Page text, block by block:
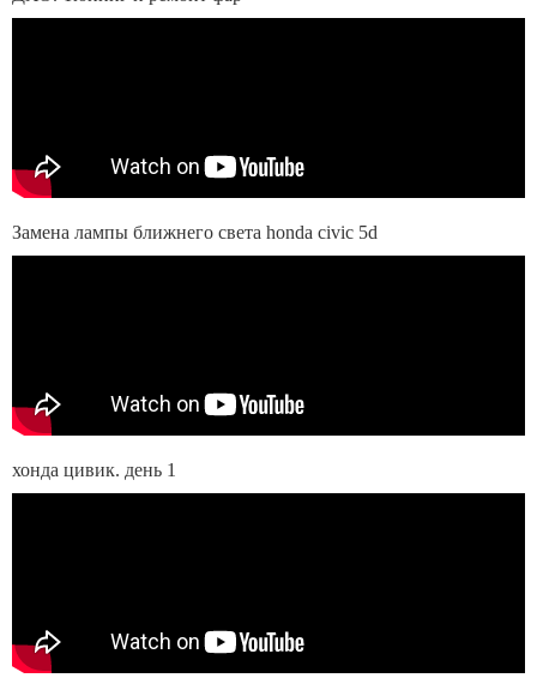
Замена лампы ближнего света honda civic 5d
хонда цивик. день 1